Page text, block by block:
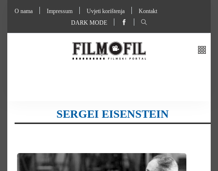
O nama Impressum Uvjeti korištenja
Kontakt
DARK MODE
SERGEI EISENSTEIN